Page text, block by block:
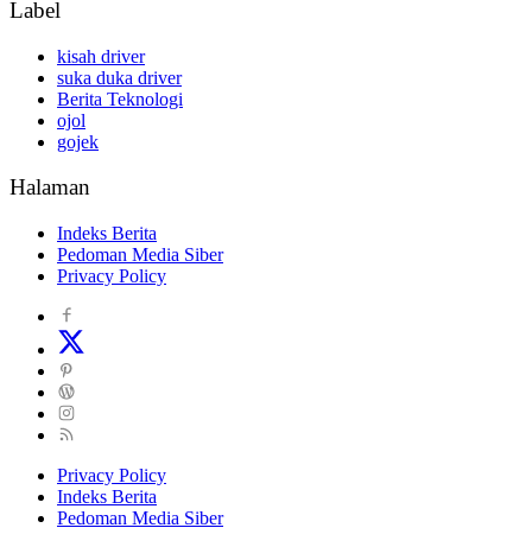
Label
kisah driver
suka duka driver
Berita Teknologi
ojol
gojek
Halaman
Indeks Berita
Pedoman Media Siber
Privacy Policy
Privacy Policy
Indeks Berita
Pedoman Media Siber